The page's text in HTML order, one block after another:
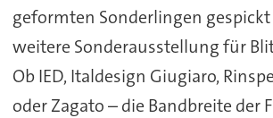
geformten Sonderlingen
weitere Sonderausstellung für
Ob IED, Italdesign Giugiaro,
oder Zagato – die Bandbreite der